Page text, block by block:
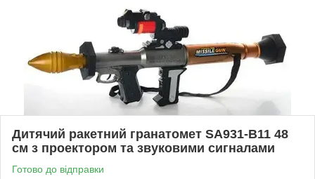
Дитячий ракетний гранатомет SA931-B11 48
см з проектором та звуковими сигналами
Готово до відправки